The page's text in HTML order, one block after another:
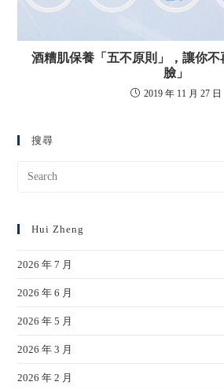
酒糟肌保養「五不原則」，讓你
臉」
2019 年 11 月 27 日
搜尋
Hui Zheng
2026 年 7 月
2026 年 6 月
2026 年 5 月
2026 年 3 月
2026 年 2 月